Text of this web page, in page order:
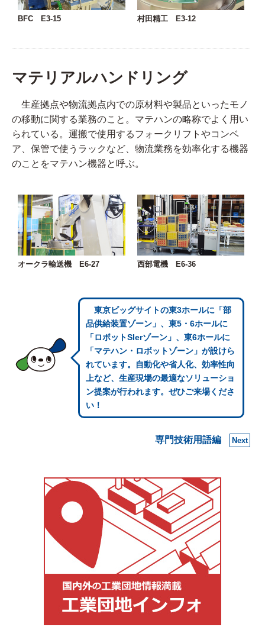
BFC E3-15 村田精工 E3-12
マテリアルハンドリング
生産拠点や物流拠点内での原材料や製品といったモノ
の移動に関する業務のこと。マテハンの略称でよく用い
られている。運搬で使用するフォークリフトやコンベ
ア、保管で使うラックなど、物流業務を効率化する機器
のことをマテハン機器と呼ぶ。
オークラ輸送機 E6-27 西部電機 E6-36
東京ビッグサイトの東3ホールに「部
品供給装置ゾーン」、東5・6ホールに
「ロボットSIerゾーン」、東6ホールに
「マテハン・ロボットゾーン」が設けら
れています。自動化や省人化、効率性向
上など、生産現場の最適なソリューショ
ン提案が行われます。ぜひご来場くださ
い！
専門技術用語編 Next